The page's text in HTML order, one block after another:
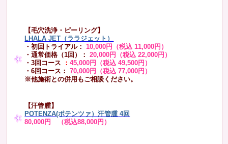
【毛穴洗浄・ピーリング】
LHALA JET（ララジェット）
・初回トライアル：10,000円（税込 11,000円）
・通常価格（1回）：
20,000円（税込 22,000円）
・3回コース ：45,000円（税込 49,500円）
・6回コース：
70,000円（税込 77,000円）
※他施術との併用もご相談ください。
【汗管腫】
POTENZA(ポテンツァ）汗管腫 4回
80,000円 （税込88,000円）